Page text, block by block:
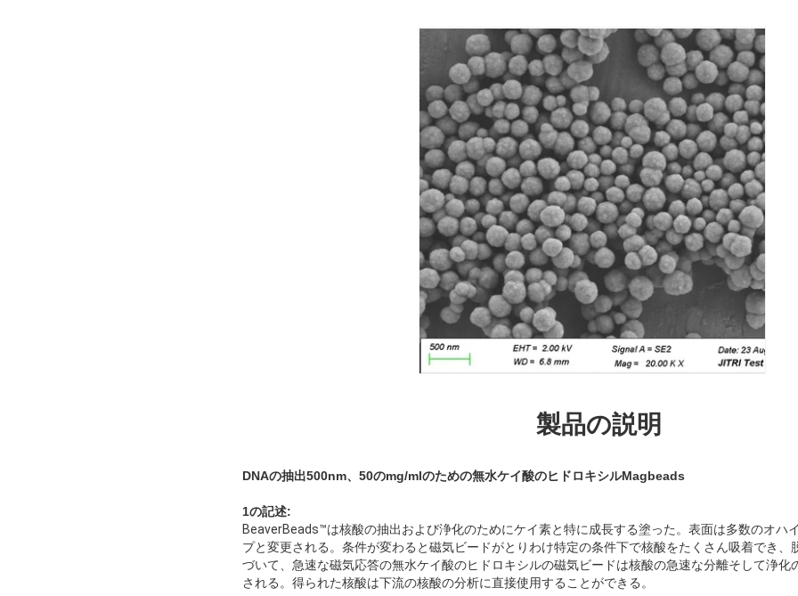
製品の説明
DNAの抽出500nm、50のmg/mlのための無水ケイ酸のヒドロキシルMagbeads
1の記述:
BeaverBeads™は核酸の抽出および浄化のためにケイ素と特に成長する塗った。表面は多数のオハ
プと変更される。条件が変わると磁気ビードがとりわけ特定の条件下で核酸をたくさん吸着でき、
づいて、急速な磁気応答の無水ケイ酸のヒドロキシルの磁気ビードは核酸の急速な分離そして浄化
される。得られた核酸は下流の核酸の分析に直接使用することができる。